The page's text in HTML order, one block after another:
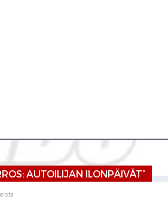
AUTOILIJAN ILONPÄIVÄT”